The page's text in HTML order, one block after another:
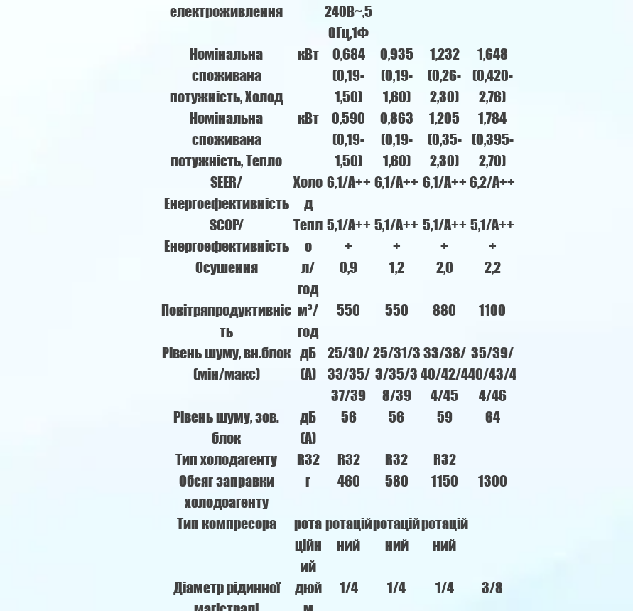
електроживлення
240В~,5
0Гц,1Ф
Номінальна
споживана
потужність, Холод
кВт
0,684
(0,19-
1,50)
0,935
(0,19-
1,60)
1,232
(0,26-
2,30)
1,648
(0,420-
2,76)
Номінальна
споживана
потужність, Тепло
кВт
0,590
(0,19-
1,50)
0,863
(0,19-
1,60)
1,205
(0,35-
2,30)
1,784
(0,395-
2,70)
SEER/
Енергоефективність
Холо
д
6,1/A++ 6,1/A++ 6,1/A++ 6,2/A++
SCOP/
Енергоефективність
Тепл
о
5,1/A++
+
5,1/A++
+
5,1/A++
+
5,1/A++
+
Осушення
л/
год
0,9 1,2 2,0 2,2
Повітряпродуктивніс
ть
м³/
год
550 550 880 1100
Рівень шуму, вн.блок
(мін/макс)
дБ
(А)
25/30/
33/35/
37/39
25/31/3
3/35/3
8/39
33/38/
40/42/4
4/45
35/39/
40/43/4
4/46
Рівень шуму, зов.
блок
дБ
(А)
56 56 59 64
Тип холодагенту R32 R32 R32
R32
Обсяг заправки
холодоагенту
г 460 580 1150 1300
Тип компресора
рота
ційн
ий
ротацій
ний
ротацій
ний
ротацій
ний
Діаметр рідинної
дюй
1/4 1/4 1/4 3/8